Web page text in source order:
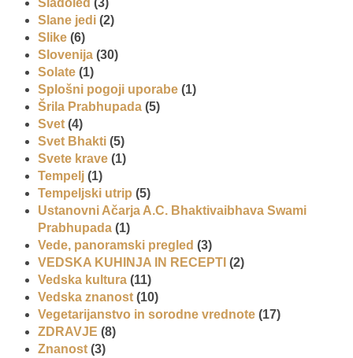
Sladoled (3)
Slane jedi (2)
Slike (6)
Slovenija (30)
Solate (1)
Splošni pogoji uporabe (1)
Šrila Prabhupada (5)
Svet (4)
Svet Bhakti (5)
Svete krave (1)
Tempelj (1)
Tempeljski utrip (5)
Ustanovni Ačarja A.C. Bhaktivaibhava Swami
Prabhupada (1)
Vede, panoramski pregled (3)
VEDSKA KUHINJA IN RECEPTI (2)
Vedska kultura (11)
Vedska znanost (10)
Vegetarijanstvo in sorodne vrednote (17)
ZDRAVJE (8)
Znanost (3)